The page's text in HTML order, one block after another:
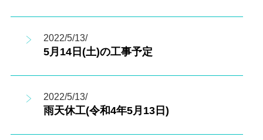
2022/5/13/
5月14日(土)の工事予定
2022/5/13/
雨天休工(令和4年5月13日)